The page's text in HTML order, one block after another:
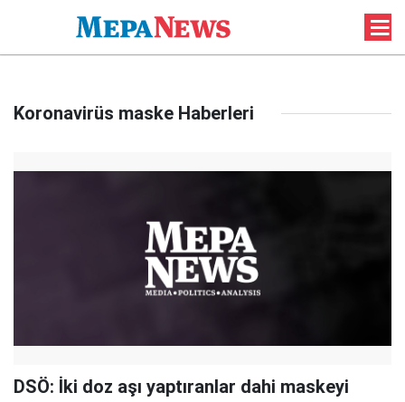
Koronavirüs maske Haberleri
DSÖ: İki doz aşı yaptıranlar dahi maskeyi